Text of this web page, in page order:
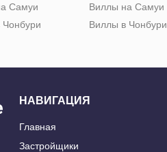
Самуи
Чонбури
Виллы на Самуи
Виллы в Чонбури
НАВИГАЦИЯ
Главная
Застройщики